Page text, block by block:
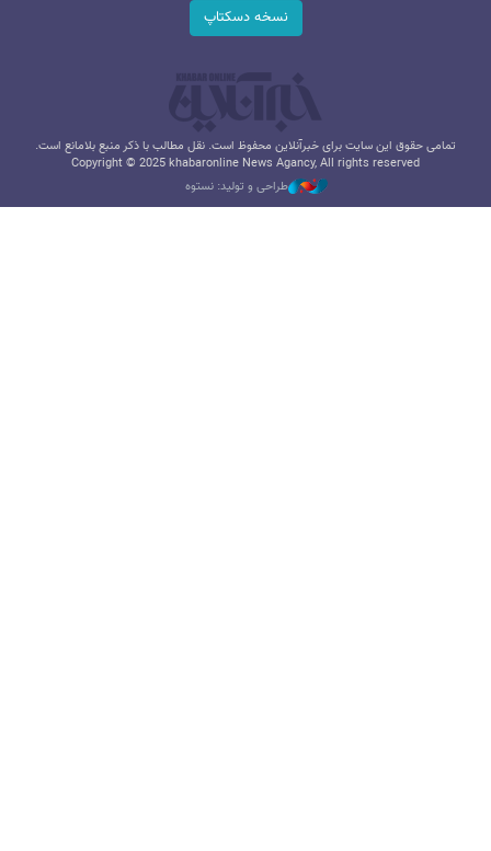
نسخه دسکتاپ
تمامی حقوق این سایت برای خبرآنلاین محفوظ است. نقل مطالب با ذکر منبع بلامانع است.
Copyright © 2025 khabaronline News Agancy, All rights reserved
طراحی و تولید: نستوه